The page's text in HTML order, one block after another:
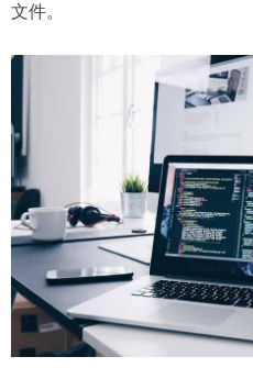
文件。